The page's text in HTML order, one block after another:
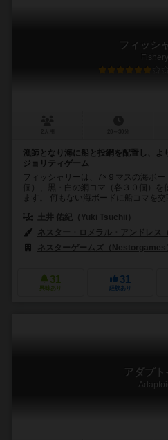
フィッシ
Fishery
漁師となり海に船と投網を配置し、よ
ジョリティゲーム
フィッシャリーは、7×９マスの海ボ
個）、黒・白の網コマ（各３０個）を
ます。 何もない海ボードに船コマを交
土井 佑紀（Yuki Tsuchii）
ネスター・ロメラル・アンドレス
ネスターゲームズ（Nestorgames
31
興味あり
31
経験あり
アダプト